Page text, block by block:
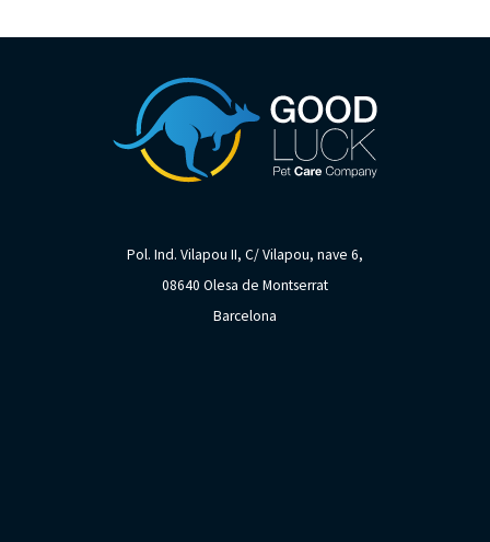
Pol. Ind. Vilapou II, C/ Vilapou, nave 6,
08640 Olesa de Montserrat
Barcelona